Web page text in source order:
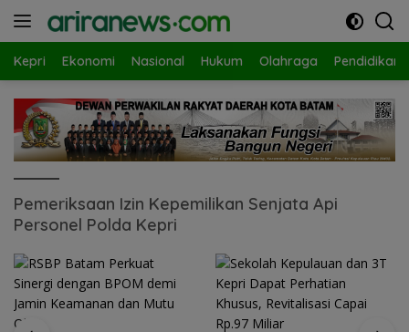
Kepri Ekonomi Nasional Hukum Olahraga Pendidikan
Pemeriksaan Izin Kepemilikan Senjata Api
Personel Polda Kepri